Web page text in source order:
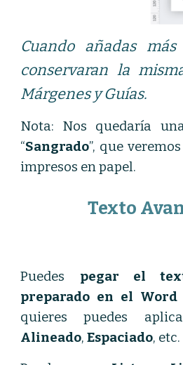
Cuando añadas
conservaran la
Márgenes y Guías.
Nota: Nos quedaría
“Sangrado”, que
impresos en papel.
Texto
Puedes pegar el
preparado en el Word
quieres puedes
Alineado,Espaciado, etc.